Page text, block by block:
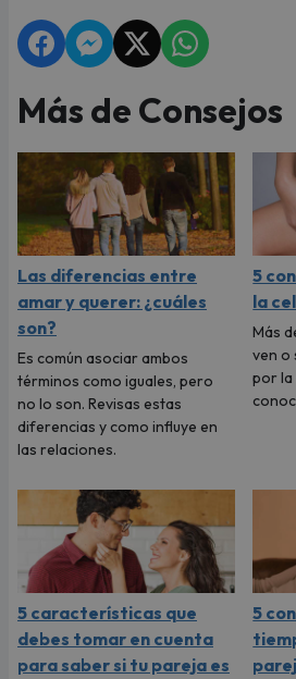
Más de Consejos
Las diferencias entre
amar y querer: ¿cuáles
son?
Es común asociar ambos
términos como iguales, pero
no lo son. Revisas estas
diferencias y como influye en
las relaciones.
5
la
Más
ven o
por la
5 características que
debes tomar en cuenta
para saber si tu pareja es
5